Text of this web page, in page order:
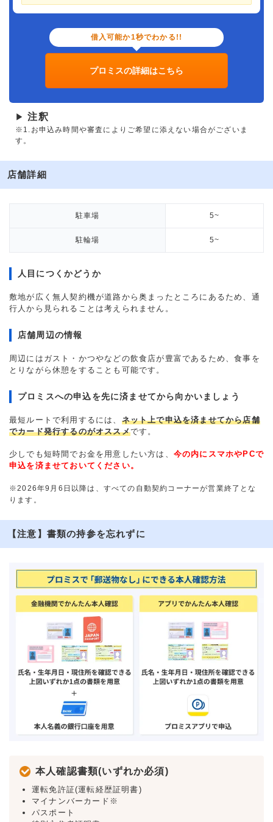
借入可能か1秒でわかる!!
プロミスの詳細はこちら
▶ 注釈
※1.お申込み時間や審査によりご希望に添えない場合がございま
す。
店舗詳細
駐車場 5~
駐輪場 5~
人目につくかどうか
敷地が広く無人契約機が道路から奥まったところにあるため、通
行人から見られることは考えられません。
店舗周辺の情報
周辺にはガスト・かつやなどの飲食店が豊富であるため、食事を
とりながら休憩をすることも可能です。
プロミスへの申込を先に済ませてから向かいましょう
最短ルートで利用するには、 ネット上で申込を済ませてから店舗
でカード発行するのがオススメです。
少しでも短時間でお金を用意したい方は、 今の内にスマホやPCで
申込を済ませておいてください。
※2026年9月6日以降は、すべての自動契約コーナーが営業終了とな
ります。
【注意】書類の持参を忘れずに
本人確認書類(いずれか必須)
運転免許証(運転経歴証明書)
マイナンバーカード※
パスポート